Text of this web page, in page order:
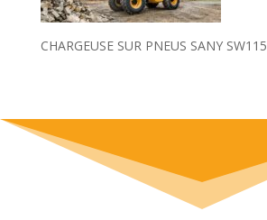
CHARGEUSE SUR PNEUS SANY SW115